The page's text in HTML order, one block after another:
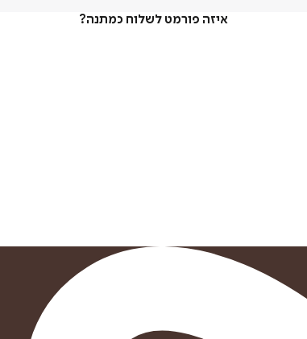
איזה פורמט לשלוח כמתנה?